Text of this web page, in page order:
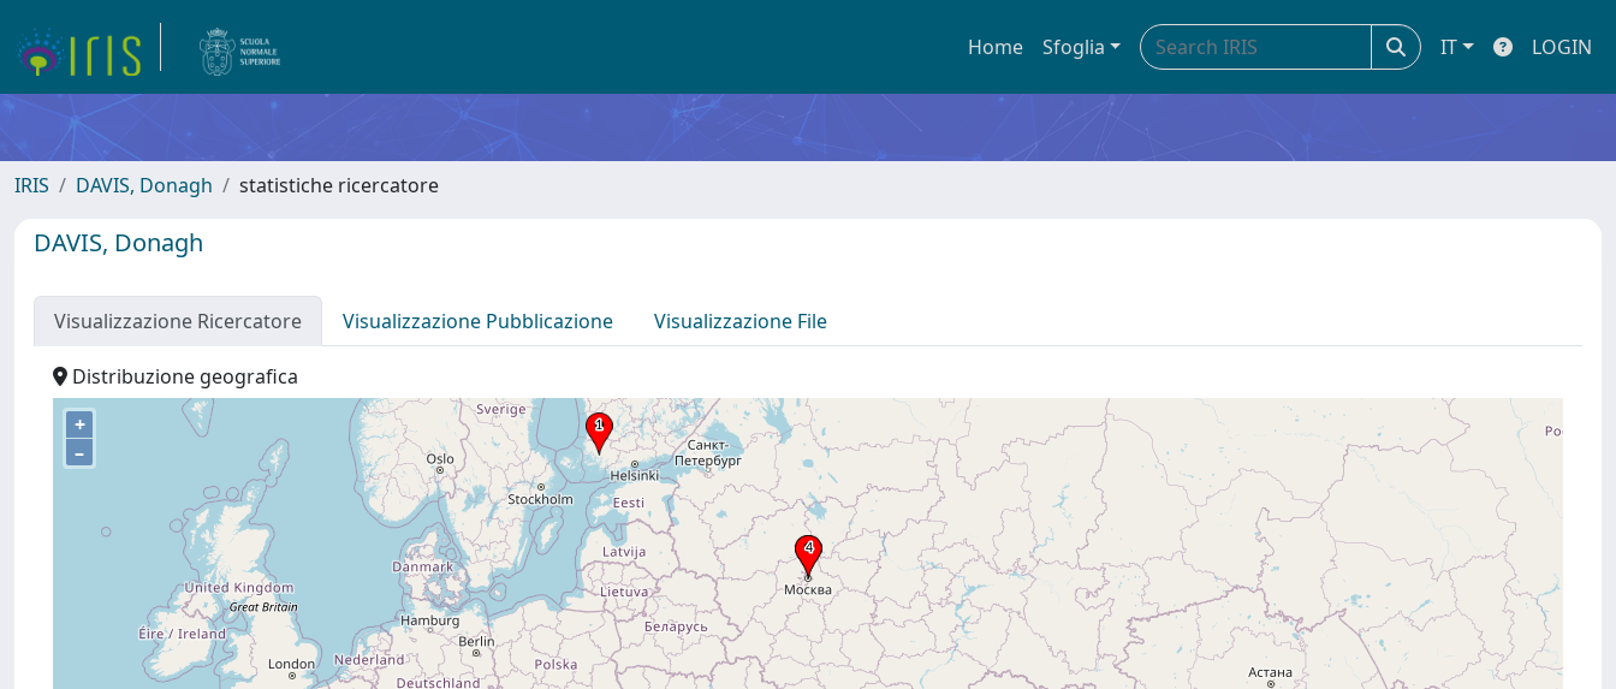
Home Sfoglia IT LOGIN
IRIS DAVIS, Donagh statistiche ricercatore
DAVIS, Donagh
Visualizzazione Ricercatore Visualizzazione Pubblicazione Visualizzazione File
Distribuzione geografica
+
–